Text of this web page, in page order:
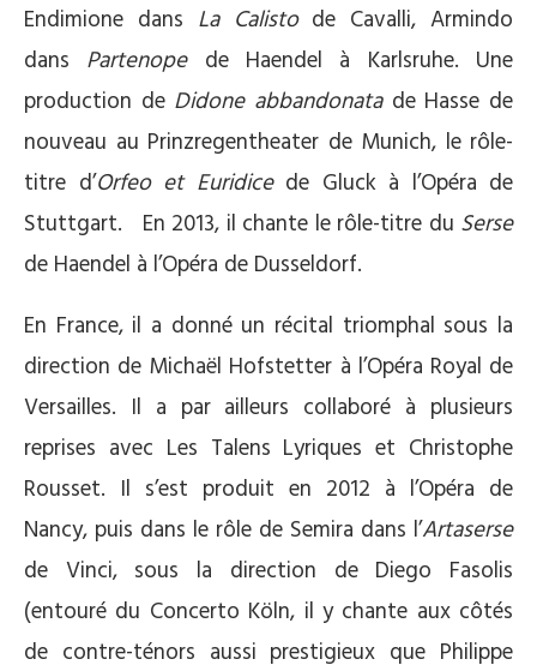
Endimione dans La Calistode Cavalli, Armindo
dans Partenopede Haendel à Karlsruhe. Une
production de Didone abbandonatade Hasse de
nouveau au Prinzregentheater de Munich, le rôle-
titre d’Orfeo et Euridice de Gluck à l’Opéra de
Stuttgart. En 2013, il chante le rôle-titre du Serse
de Haendel à l’Opéra de Dusseldorf.
En France, il a donné un récital triomphal sous la
direction de Michaël Hofstetter à l’Opéra Royal de
Versailles. Il a par ailleurs collaboré à plusieurs
reprises avec Les Talens Lyriques et Christophe
Rousset. Il s’est produit en 2012 à l’Opéra de
Nancy, puis dans le rôle de Semira dans l’Artaserse
de Vinci, sous la direction de Diego Fasolis
(entouré du Concerto Köln, il y chante aux côtés
de contre-ténors aussi prestigieux que Philippe